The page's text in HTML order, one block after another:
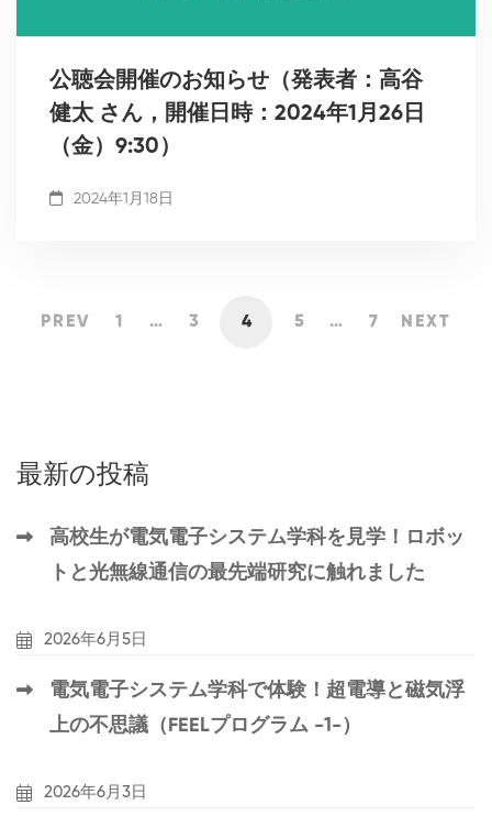
最新の投稿
高校生が電気電子システム学科を見学！ロボッ
トと光無線通信の最先端研究に触れました
2026年6月5日
電気電子システム学科で体験！超電導と磁気浮
上の不思議（FEELプログラム -1-）
2026年6月3日
公聴会開催のお知らせ（発表者：高谷
健太 さん，開催日時：2024年1月26日
（金）9:30）
2024年1月18日
PREV 1 … 3 4 5 … 7 NEXT